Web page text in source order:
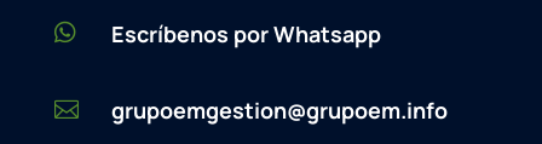
 Escríbenos por Whatsapp
 grupoemgestion@grupoem.info